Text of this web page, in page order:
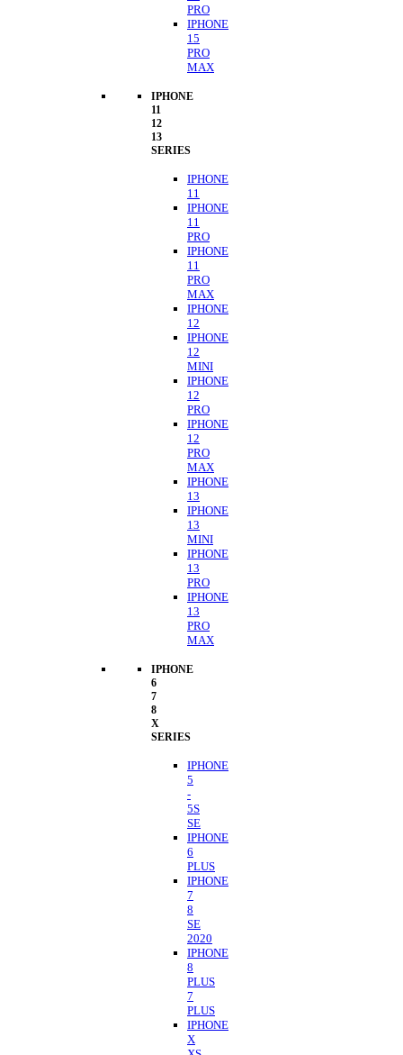
PRO
IPHONE
15
PRO
MAX
IPHONE
11
12
13
SERIES
IPHONE
11
IPHONE
11
PRO
IPHONE
11
PRO
MAX
IPHONE
12
IPHONE
12
MINI
IPHONE
12
PRO
IPHONE
12
PRO
MAX
IPHONE
13
IPHONE
13
MINI
IPHONE
13
PRO
IPHONE
13
PRO
MAX
IPHONE
6
7
8
X
SERIES
IPHONE
5
-
5S
SE
IPHONE
6
PLUS
IPHONE
7
8
SE
2020
IPHONE
8
PLUS
7
PLUS
IPHONE
X